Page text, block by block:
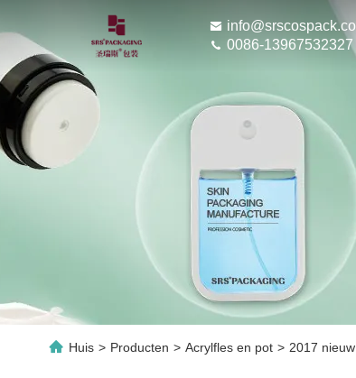
0086-13967532327
Huis > Producten > Acrylfles en pot > 2017